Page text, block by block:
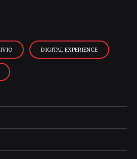
DIGITAL EXPERIENCE